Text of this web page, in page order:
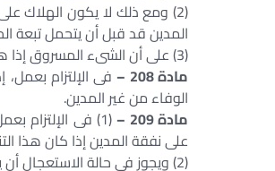
(2) ومع ذلك لا يكون الهلاك
المدين قد قبل أن يتحمل تبعة
(3) على أن الشىء المسروق إذا هلك أو ضاع بأية صورة كانت فإن تبعة الهلاك تقع على السارق.
مادة 208 –
فى الإلتزام بعمل،
الوفاء من غير المدين.
مادة 209 –
(1) فى الإلتزام
على نفقة المدين إذا كان هذا
(2) ويجوز فى حالة الاستعجال أن ينفذ الدائن الإلتزام على نفقة المدين، دون ترخيص من القضاء.